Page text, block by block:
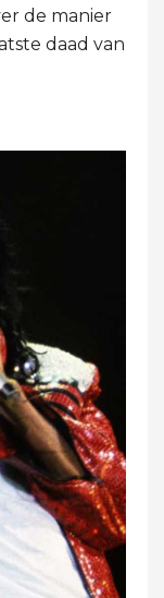
de manier
daad van